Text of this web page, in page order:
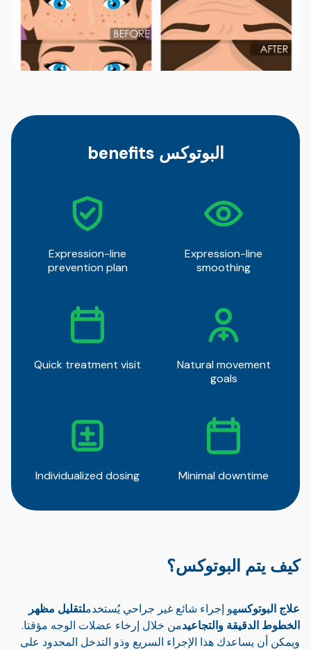
البوتوكس benefits
Expression-line
smoothing
Expression-line
prevention plan
Natural movement
goals
Quick treatment visit
Minimal downtime
Individualized dosing
كيف يتم البوتوكس؟
علاج البوتوكسهو إجراء شائع غير جراحي يُستخدملتقليل مظهر
الخطوط الدقيقة والتجاعيدمن خلال إرخاء عضلات الوجه مؤقتا.
ويمكن أن يساعدك هذا الإجراء السريع وذو التدخل المحدود على